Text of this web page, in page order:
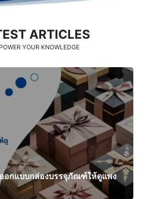
ARTICLES
YOUR KNOWLEDGE
อกแบบกล่องบรรจุภัณฑ์ให้ดูแพง